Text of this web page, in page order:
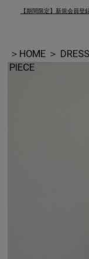
【期間限定】新規会員登
＞ HOME ＞
PIECE